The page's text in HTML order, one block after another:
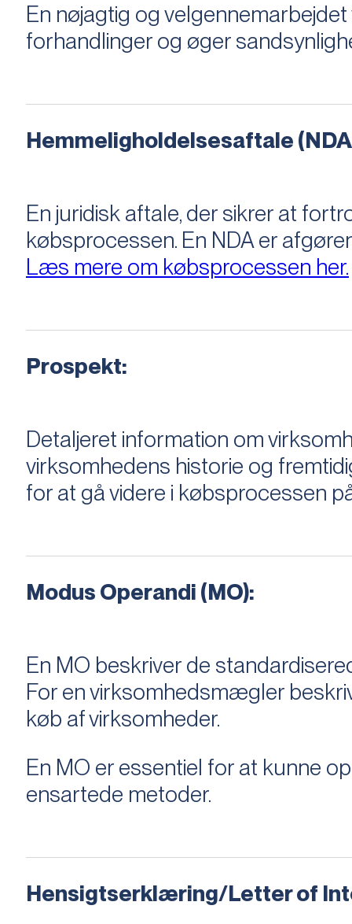
En nøjagtig og
forhandlinger og øger
Hemmeligholdelsesaftale
En juridisk aftale, der sikrer at
købsprocessen​​. En NDA er
Læs mere om købsprocessen her.
Prospekt:
Detaljeret information om
virksomhedens historie og
for at gå videre i købsprocessen
Modus Operandi (MO):
En MO beskriver de
For en virksomhedsmægler
køb af virksomheder.
En MO er essentiel for at kunne
ensartede metoder.
Hensigtserklæring/Letter of